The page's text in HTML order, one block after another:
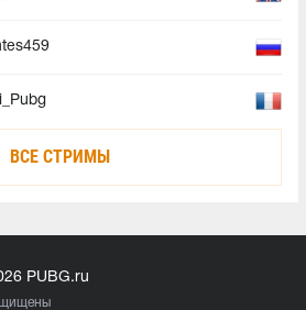
ВСЕ СТРИМЫ
PUBG.ru